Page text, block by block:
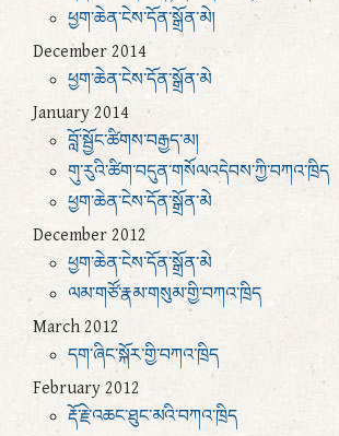
ཕྱག་ཆེན་ངེས་དོན་སྒྲོན་མེ།
December 2014
ཕྱག་ཆེན་ངེས་དོན་སྒྲོན་མེ
January 2014
བློ་སྦྱོང་ཚིགས་བརྒྱད་མ།
གུ་རུའི་ཚིག་བདུན་གསོལའདེབས་ཀྱི་བཀའ་ཁྲིད
ཕྱག་ཆེན་ངེས་དོན་སྒྲོན་མེ
December 2012
ཕྱག་ཆེན་ངེས་དོན་སྒྲོན་མེ
ལམ་གཙོ་རྣམ་གསུམ་གྱི་བཀའ་ཁྲིད
March 2012
དག་ཞིང་སྐོར་གྱི་བཀའ་ཁྲིད
February 2012
རྡོ་རྗེ་འཆང་ཐུང་མའི་བཀའ་ཁྲིད